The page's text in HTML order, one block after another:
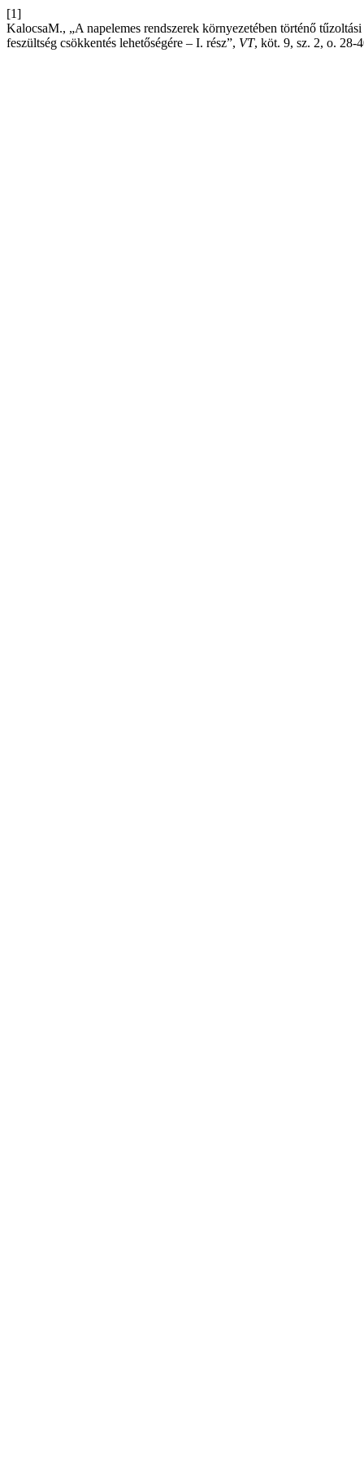
[1]
KalocsaM., „A napelemes rendszerek környezetében történő
feszültség csökkentés lehetőségére – I. rész”, VT, köt. 9, sz. 2, o. 28-